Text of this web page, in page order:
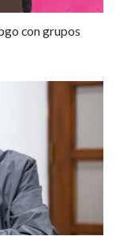
con grupos